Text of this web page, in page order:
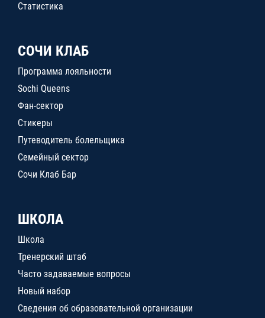
Статистика
СОЧИ КЛАБ
Программа лояльности
Sochi Queens
Фан-сектор
Стикеры
Путеводитель болельщика
Семейный сектор
Сочи Клаб Бар
ШКОЛА
Школа
Тренерский штаб
Часто задаваемые вопросы
Новый набор
Сведения об образовательной организации